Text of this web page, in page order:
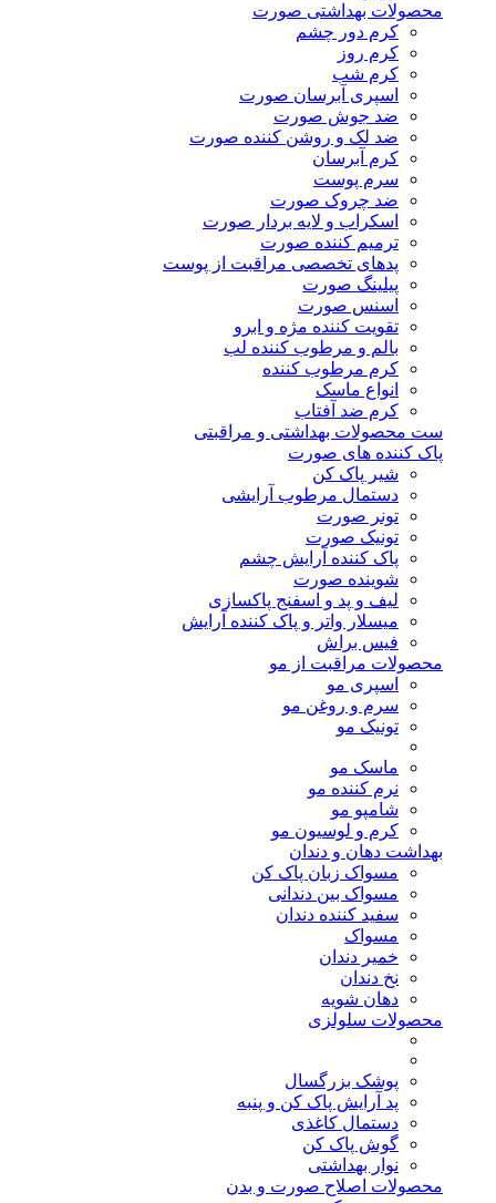
محصولات بهداشتی صورت
کرم دور چشم
کرم روز
کرم شب
اسپری آبرسان صورت
ضد جوش صورت
ضد لک و روشن کننده صورت
کرم آبرسان
سرم پوست
ضد چروک صورت
اسکراب و لایه بردار صورت
ترمیم کننده صورت
پدهای تخصصی مراقبت از پوست
پیلینگ صورت
اسنس صورت
تقویت کننده مژه و ابرو
بالم و مرطوب کننده لب
کرم مرطوب کننده
انواع ماسک
کرم ضد آفتاب
ست محصولات بهداشتی و مراقبتی
پاک کننده های صورت
شیر پاک کن
دستمال مرطوب آرایشی
تونر صورت
تونیک صورت
پاک کننده آرایش چشم
شوینده صورت
لیف و پد و اسفنج پاکسازی
میسلار واتر و پاک کننده آرایش
فیس براش
محصولات مراقبت از مو
اسپری مو
سرم و روغن مو
تونیک مو
ماسک مو
نرم کننده مو
شامپو مو
کرم و لوسیون مو
بهداشت دهان و دندان
مسواک زبان پاک کن
مسواک بین دندانی
سفید کننده دندان
مسواک
خمیر دندان
نخ دندان
دهان شویه
محصولات سلولزی
پوشک بزرگسال
پد آرایش پاک کن و پنبه
دستمال کاغذی
گوش پاک کن
نوار بهداشتی
محصولات اصلاح صورت و بدن